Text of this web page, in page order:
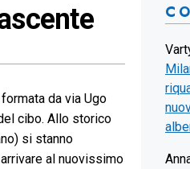
da via Ugo
cibo. Allo storico
si stanno
al nuovissimo